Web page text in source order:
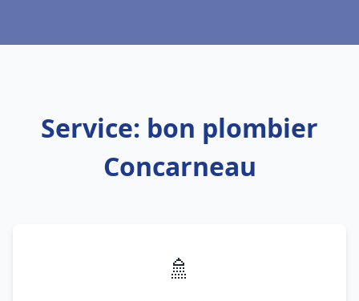
Service: bon plombier
Concarneau
🚿